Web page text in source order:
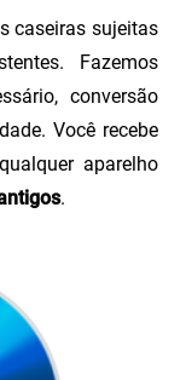
caseiras sujeitas
Fazemos
conversão
Você recebe
aparelho
.